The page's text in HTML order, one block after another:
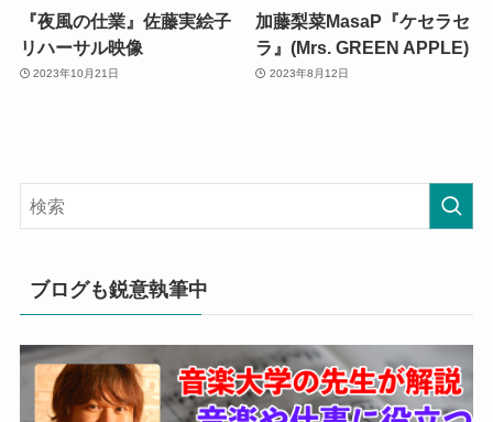
『夜風の仕業』佐藤実絵子
リハーサル映像
2023年10月21日
加藤梨菜MasaP『ケセラセ
ラ』(Mrs. GREEN APPLE)
2023年8月12日
ブログも鋭意執筆中